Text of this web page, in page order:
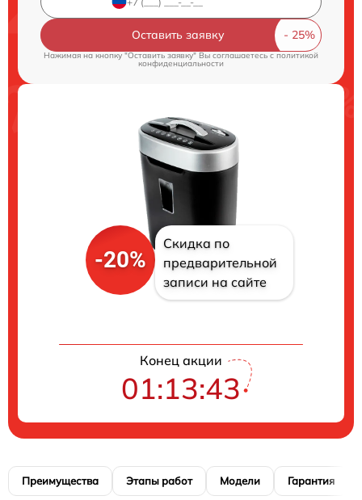
Оставить заявку
Нажимая на кнопку "Оставить заявку" Вы соглашаетесь c политикой
конфиденциальности
-20%
Скидка по
предварительной
записи на сайте
Конец акции
01:13:42
Преимущества Этапы работ Модели Гарантия